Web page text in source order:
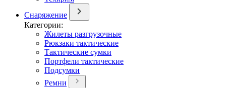
Снаряжение
Категории:
Жилеты разгрузочные
Рюкзаки тактические
Тактические сумки
Портфели тактические
Подсумки
Ремни